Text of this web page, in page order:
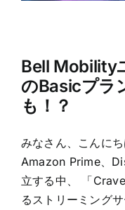
Bell Mobility
のBasicプラ
も！？
みなさん、こんに
Amazon Prime、
立する中、 「
るストリーミング